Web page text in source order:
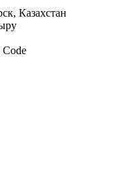
Казахстан